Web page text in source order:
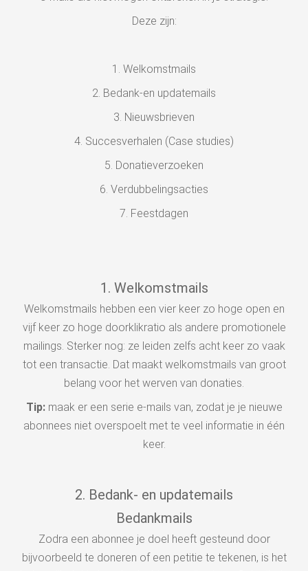
Deze zijn:
1. Welkomstmails
2. Bedank-en updatemails
3. Nieuwsbrieven
4. Succesverhalen (Case studies)
5. Donatieverzoeken
6. Verdubbelingsacties
7. Feestdagen
1. Welkomstmails
Welkomstmails hebben een vier keer zo hoge open en
vijf keer zo hoge doorklikratio als andere promotionele
mailings. Sterker nog: ze leiden zelfs acht keer zo vaak
tot een transactie. Dat maakt welkomstmails van groot
belang voor het werven van donaties.
Tip:maak er een serie e-mails van, zodat je je nieuwe
abonnees niet overspoelt met te veel informatie in één
keer.
2. Bedank- en updatemails
Bedankmails
Zodra een abonnee je doel heeft gesteund door
bijvoorbeeld te doneren of een petitie te tekenen, is het